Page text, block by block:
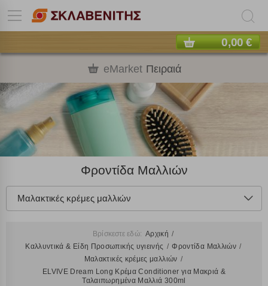
0,00 €
eMarket Πειραιά
Φροντίδα Μαλλιών
Μαλακτικές κρέμες μαλλιών
Βρίσκεστε εδώ: Αρχική
Καλλυντικά & Είδη Προσωπικής υγιεινής
Φροντίδα Μαλλιών
Μαλακτικές κρέμες μαλλιών
ELVIVE Dream Long Κρέμα Conditioner για Μακριά &
Ταλαιπωρημένα Μαλλιά 300ml